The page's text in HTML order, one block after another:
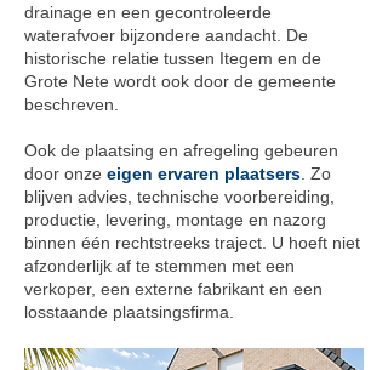
drainage en een gecontroleerde
waterafvoer bijzondere aandacht. De
historische relatie tussen Itegem en de
Grote Nete wordt ook door de gemeente
beschreven.
Ook de plaatsing en afregeling gebeuren
door onze eigen ervaren plaatsers . Zo
blijven advies, technische voorbereiding,
productie, levering, montage en nazorg
binnen één rechtstreeks traject. U hoeft niet
afzonderlijk af te stemmen met een
verkoper, een externe fabrikant en een
losstaande plaatsingsfirma.